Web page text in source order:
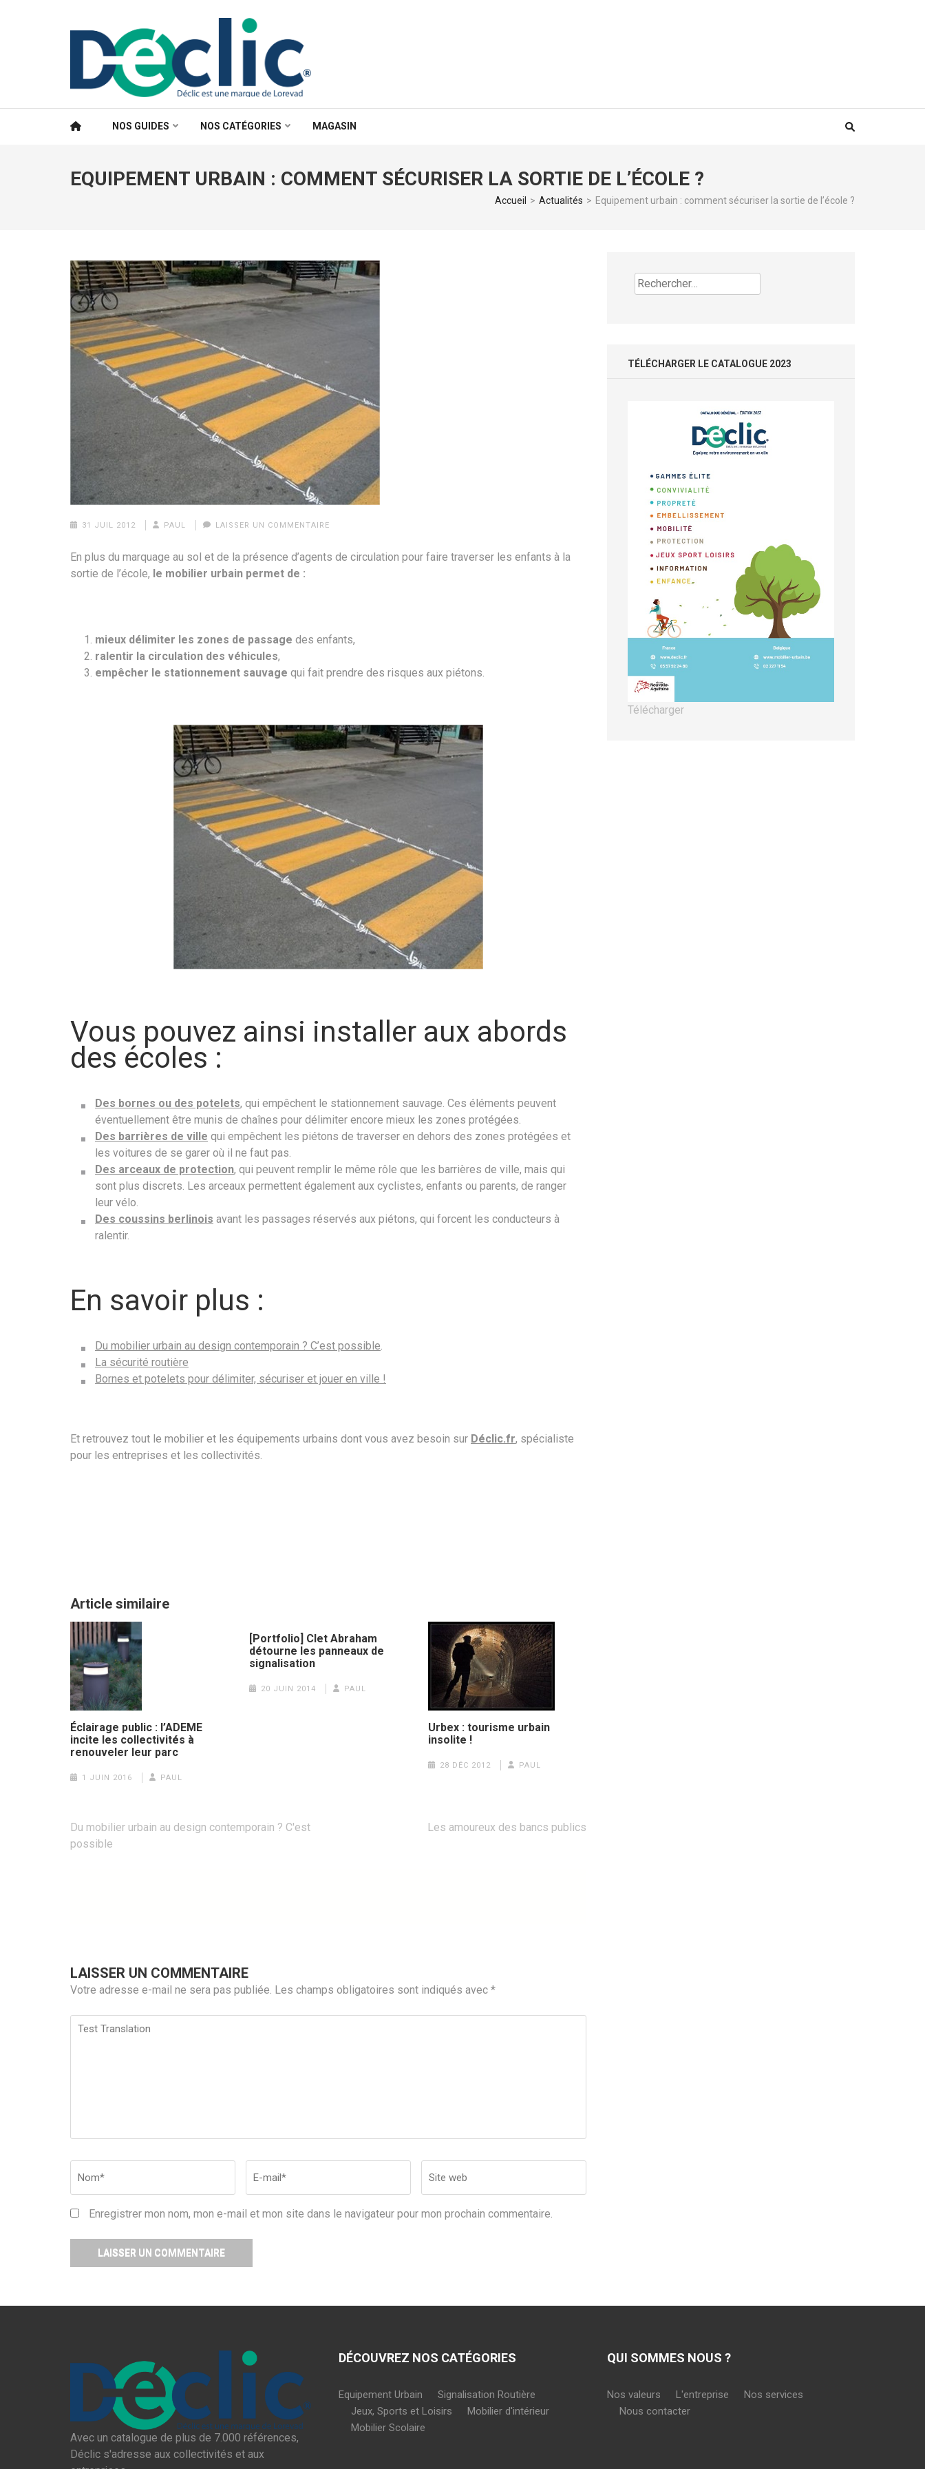
NOS GUIDES NOS CATÉGORIES MAGASIN
EQUIPEMENT URBAIN : COMMENT SÉCURISER LA SORTIE DE L’ÉCOLE ?
Accueil > Actualités > Equipement urbain : comment sécuriser la sortie de l’école ?
31 JUIL 2012 PAUL LAISSER UN COMMENTAIRE
En plus du marquage au sol et de la présence d’agents de circulation pour faire traverser les enfants à la
sortie de l’école, le mobilier urbain permet de :
mieux délimiter les zones de passage des enfants,
ralentir la circulation des véhicules,
empêcher le stationnement sauvage qui fait prendre des risques aux piétons.
Vous pouvez ainsi installer aux abords
des écoles :
Des bornes ou des potelets, qui empêchent le stationnement sauvage. Ces éléments peuvent
éventuellement être munis de chaînes pour délimiter encore mieux les zones protégées.
Des barrières de ville qui empêchent les piétons de traverser en dehors des zones protégées et
les voitures de se garer où il ne faut pas.
Des arceaux de protection, qui peuvent remplir le même rôle que les barrières de ville, mais qui
sont plus discrets. Les arceaux permettent également aux cyclistes, enfants ou parents, de ranger
leur vélo.
Des coussins berlinois avant les passages réservés aux piétons, qui forcent les conducteurs à
ralentir.
En savoir plus :
Du mobilier urbain au design contemporain ? C’est possible
La sécurité routière
Bornes et potelets pour délimiter, sécuriser et jouer en ville !
Et retrouvez tout le mobilier et les équipements urbains dont vous avez besoin sur Déclic.fr, spécialiste
pour les entreprises et les collectivités.
Article similaire
Éclairage public : l’ADEME
incite les collectivités à
renouveler leur parc
1 JUIN 2016 PAUL
[Portfolio] Clet Abraham
détourne les panneaux de
signalisation
20 JUIN 2014 PAUL
Urbex : tourisme urbain
insolite !
28 DÉC 2012 PAUL
Navigation
de
Du mobilier urbain au design contemporain ? C'est
possible
Les amoureux des bancs publics
LAISSER UN COMMENTAIRE
Votre adresse e-mail ne sera pas publiée. Les champs obligatoires sont indiqués avec *
Test
web
Enregistrer mon nom, mon e-mail et mon site dans le navigateur pour mon prochain commentaire.
Rechercher :
TÉLÉCHARGER LE CATALOGUE 2023
Télécharger
Avec un catalogue de plus de 7.000 références,
Déclic s'adresse aux collectivités et aux
DÉCOUVREZ NOS CATÉGORIES
Equipement Urbain
Signalisation Routière
Jeux, Sports et Loisirs
Mobilier d'intérieur
Mobilier Scolaire
QUI SOMMES NOUS ?
Nos valeurs L'entreprise
Nos services
Nous contacter